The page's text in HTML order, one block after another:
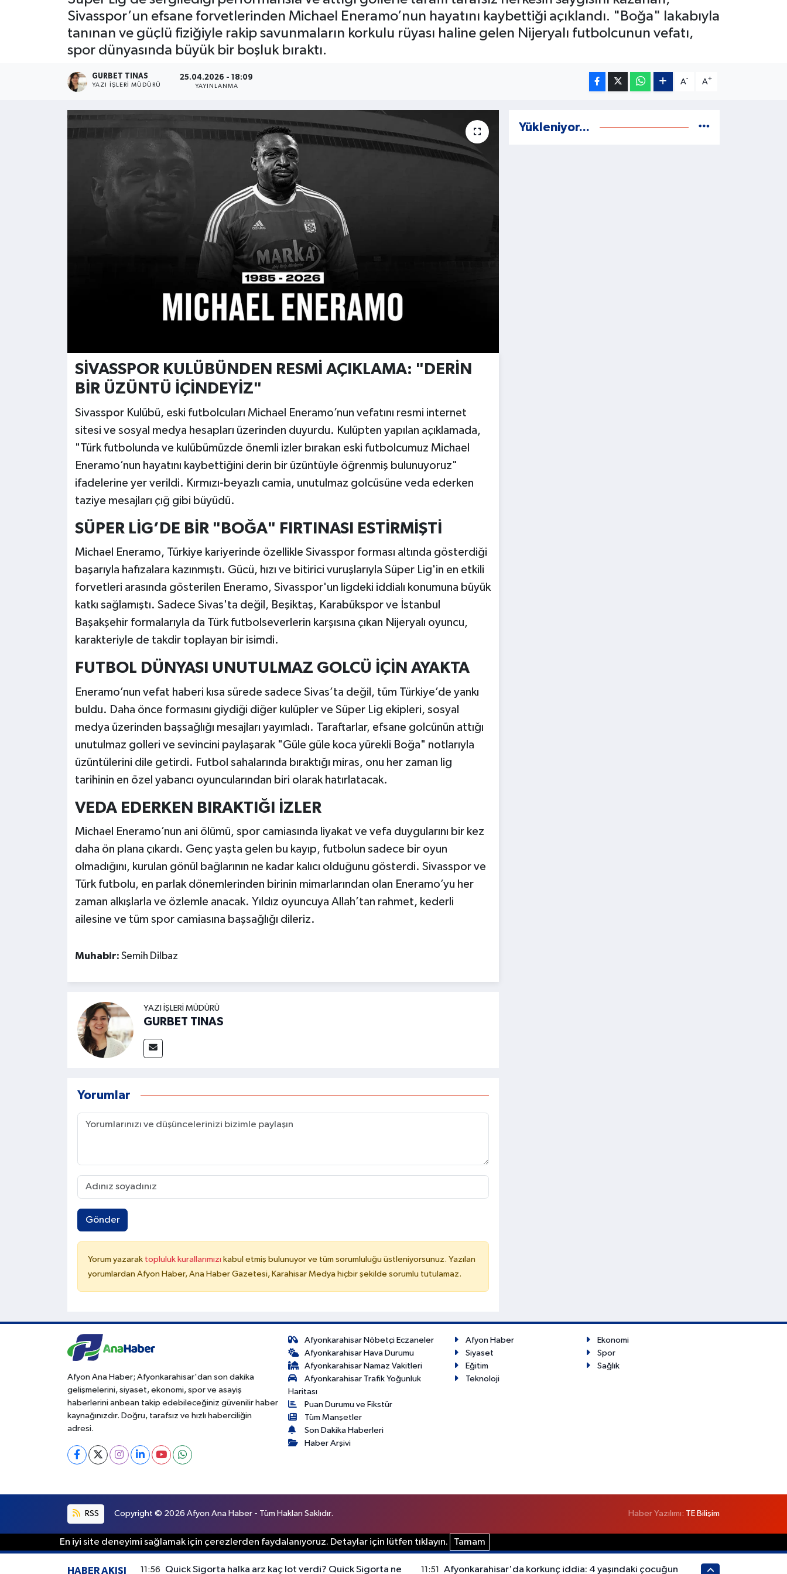
Sivasspor’un efsane forvetlerinden Michael Eneramo’nun hayatını kaybettiği açıklandı. "Boğa" lakabıyla
tanınan ve güçlü fiziğiyle rakip savunmaların korkulu rüyası haline gelen Nijeryalı futbolcunun vefatı,
spor dünyasında büyük bir boşluk bıraktı.
GURBET TINAS
YAZI İŞLERI MÜDÜRÜ
25.04.2026 - 18:09
YAYINLANMA
A- A+
SİVASSPOR KULÜBÜNDEN RESMİ AÇIKLAMA: "DERİN
BİR ÜZÜNTÜ İÇİNDEYİZ"
Sivasspor Kulübü, eski futbolcuları Michael Eneramo’nun vefatını resmi internet
sitesi ve sosyal medya hesapları üzerinden duyurdu. Kulüpten yapılan açıklamada,
"Türk futbolunda ve kulübümüzde önemli izler bırakan eski futbolcumuz Michael
Eneramo’nun hayatını kaybettiğini derin bir üzüntüyle öğrenmiş bulunuyoruz"
ifadelerine yer verildi. Kırmızı-beyazlı camia, unutulmaz golcüsüne veda ederken
taziye mesajları çığ gibi büyüdü.
SÜPER LİG’DE BİR "BOĞA" FIRTINASI ESTİRMİŞTİ
Michael Eneramo, Türkiye kariyerinde özellikle Sivasspor forması altında gösterdiği
başarıyla hafızalara kazınmıştı. Gücü, hızı ve bitirici vuruşlarıyla Süper Lig'in en etkili
forvetleri arasında gösterilen Eneramo, Sivasspor'un ligdeki iddialı konumuna büyük
katkı sağlamıştı. Sadece Sivas'ta değil, Beşiktaş, Karabükspor ve İstanbul
Başakşehir formalarıyla da Türk futbolseverlerin karşısına çıkan Nijeryalı oyuncu,
karakteriyle de takdir toplayan bir isimdi.
FUTBOL DÜNYASI UNUTULMAZ GOLCÜ İÇİN AYAKTA
Eneramo’nun vefat haberi kısa sürede sadece Sivas’ta değil, tüm Türkiye’de yankı
buldu. Daha önce formasını giydiği diğer kulüpler ve Süper Lig ekipleri, sosyal
medya üzerinden başsağlığı mesajları yayımladı. Taraftarlar, efsane golcünün attığı
unutulmaz golleri ve sevincini paylaşarak "Güle güle koca yürekli Boğa" notlarıyla
üzüntülerini dile getirdi. Futbol sahalarında bıraktığı miras, onu her zaman lig
tarihinin en özel yabancı oyuncularından biri olarak hatırlatacak.
VEDA EDERKEN BIRAKTIĞI İZLER
Michael Eneramo’nun ani ölümü, spor camiasında liyakat ve vefa duygularını bir kez
daha ön plana çıkardı. Genç yaşta gelen bu kayıp, futbolun sadece bir oyun
olmadığını, kurulan gönül bağlarının ne kadar kalıcı olduğunu gösterdi. Sivasspor ve
Türk futbolu, en parlak dönemlerinden birinin mimarlarından olan Eneramo’yu her
zaman alkışlarla ve özlemle anacak. Yıldız oyuncuya Allah’tan rahmet, kederli
ailesine ve tüm spor camiasına başsağlığı dileriz.
Muhabir: Semih Dilbaz
YAZI İŞLERI MÜDÜRÜ
GURBET TINAS
Yorumlar
Gönder
Yorum yazarak topluluk kurallarımızı kabul etmiş bulunuyor ve tüm sorumluluğu üstleniyorsunuz. Yazılan
yorumlardan Afyon Haber, Ana Haber Gazetesi, Karahisar Medya hiçbir şekilde sorumlu tutulamaz.
Yükleniyor...
Afyon Ana Haber; Afyonkarahisar'dan son dakika
gelişmelerini, siyaset, ekonomi, spor ve asayiş
haberlerini anbean takip edebileceğiniz güvenilir haber
kaynağınızdır. Doğru, tarafsız ve hızlı haberciliğin
adresi.
Afyonkarahisar Nöbetçi Eczaneler
Afyonkarahisar Hava Durumu
Afyonkarahisar Namaz Vakitleri
Afyonkarahisar Trafik Yoğunluk
Haritası
Puan Durumu ve Fikstür
Tüm Manşetler
Son Dakika Haberleri
Haber Arşivi
Afyon Haber
Ekonomi
Siyaset
Spor
Eğitim
Sağlık
Teknoloji
RSS Copyright © 2026 Afyon Ana Haber - Tüm Hakları Saklıdır. Haber Yazılımı: TE Bilişim
En iyi site deneyimi sağlamak için çerezlerden faydalanıyoruz. Detaylar için lütfen tıklayın. Tamam
HABER AKIŞI 11:56 Quick Sigorta halka arz kaç lot verdi? Quick Sigorta ne 11:51 Afyonkarahisar'da korkunç iddia: 4 yaşındaki çocuğun
Kültür - Sanat